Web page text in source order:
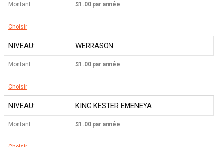
$1.00 par année.
Choisir
WERRASON
$1.00 par année.
Choisir
KING KESTER EMENEYA
$1.00 par année.